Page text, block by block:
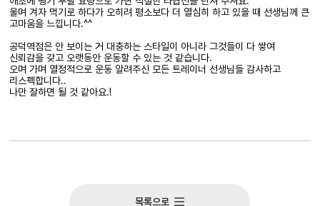
울며 겨자 먹기로 하다가 오히려 평소보다 더 열심히 하고 있을 때 선생님께 큰
고마움을 느낍니다.^^
공덕역점은 안 보이는 거 대충하는 스타일이 아니라 그것들이 다 쌓여
신뢰감을 갖고 오랫동안 운동할 수 있는 것 같습니다.
오며 가며 열정적으로 운동 알려주신 모든 트레이너 선생님들 감사하고
리스펙합니다..
나만 잘하면 될 것 같아요.!
목록으로